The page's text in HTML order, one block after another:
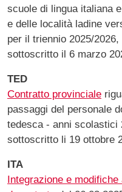
scuole di lingua italiana
e delle località ladine
per il triennio 2025/
sottoscritto il 6 marzo
TED
Contratto provinciale
passaggi del personale
tedesca - anni scolastici
sottoscritto li 19 ottobre
ITA
Integrazione e